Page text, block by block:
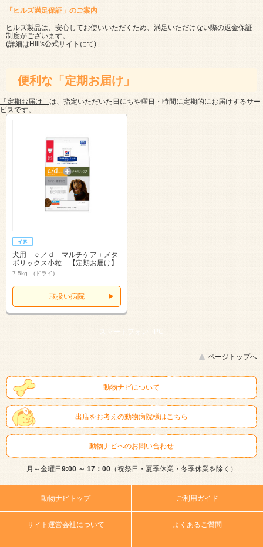
「ヒルズ満足保証」のご案内
ヒルズ製品は、安心してお使いいただくため、満足いただけない際の返金保証
制度がございます。
(詳細はHill's公式サイト にて)
便利な「定期お届け」
「定期お届け」 は、指定いただいた日にちや曜日・時間に定期的にお届けするサー
ビスです。
犬用 ｃ／ｄ マルチケア＋メタ
ボリックス小粒 【定期お届け】
7.5kg (ドライ)
取扱い病院
スマートフォン | PC
ページトップへ
動物ナビについて
出店をお考えの動物病院様はこちら
動物ナビへのお問い合わせ
月～金曜日 9:00 ～ 17：00（祝祭日・夏季休業・冬季休業を除く）
動物ナビトップ ご利用ガイド
サイト運営会社について よくあるご質問